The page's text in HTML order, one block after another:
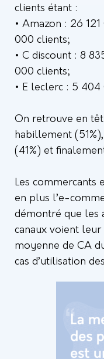
clients étant :
• Amazon : 26
000 clients;
• C discount : 8
000 clients;
• E leclerc : 5
On retrouve en
habillement
(41%) et
Les commercants
en plus l’e-
démontré que les
canaux voient
moyenne de CA
cas d’utilisation